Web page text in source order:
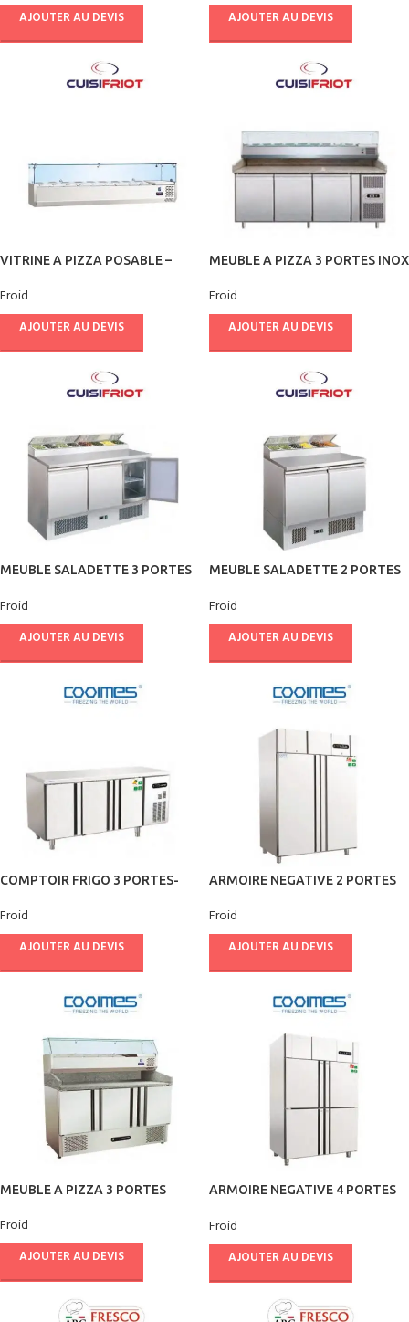
AJOUTER AU DEVIS AJOUTER AU DEVIS
VITRINE A PIZZA POSABLE –
Froid
AJOUTER AU DEVIS
MEUBLE A PIZZA 3 PORTES INOX
Froid
AJOUTER AU DEVIS
MEUBLE SALADETTE 3 PORTES
Froid
AJOUTER AU DEVIS
MEUBLE SALADETTE 2 PORTES
Froid
AJOUTER AU DEVIS
COMPTOIR FRIGO 3 PORTES-
Froid
AJOUTER AU DEVIS
ARMOIRE NEGATIVE 2 PORTES
Froid
AJOUTER AU DEVIS
MEUBLE A PIZZA 3 PORTES
Froid
AJOUTER AU DEVIS
ARMOIRE NEGATIVE 4 PORTES
Froid
AJOUTER AU DEVIS